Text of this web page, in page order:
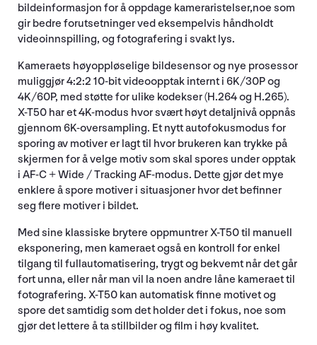
bildeinformasjon for å oppdage kameraristelser,noe som
gir bedre forutsetninger ved eksempelvis håndholdt
videoinnspilling, og fotografering i svakt lys.
Kameraets høyoppløselige bildesensor og nye prosessor
muliggjør 4:2:2 10-bit videoopptak internt i 6K/30P og
4K/60P, med støtte for ulike kodekser (H.264 og H.265).
X-T50 har et 4K-modus hvor svært høyt detaljnivå oppnås
gjennom 6K-oversampling. Et nytt autofokusmodus for
sporing av motiver er lagt til hvor brukeren kan trykke på
skjermen for å velge motiv som skal spores under opptak
i AF-C + Wide / Tracking AF-modus. Dette gjør det mye
enklere å spore motiver i situasjoner hvor det befinner
seg flere motiver i bildet.
Med sine klassiske brytere oppmuntrer X-T50 til manuell
eksponering, men kameraet også en kontroll for enkel
tilgang til fullautomatisering, trygt og bekvemt når det går
fort unna, eller når man vil la noen andre låne kameraet til
fotografering. X-T50 kan automatisk finne motivet og
spore det samtidig som det holder det i fokus, noe som
gjør det lettere å ta stillbilder og film i høy kvalitet.